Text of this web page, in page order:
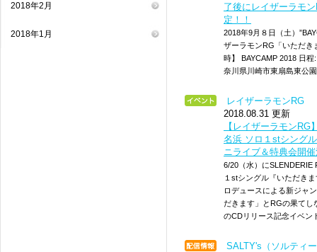
2018年2月
2018年1月
了後にレイザーラモ
定！！
2018年9月８日（土）
ザーラモンRG「いただ
時】 BAYCAMP 2018 日
奈川県川崎市東扇島東公
レイザーラモンRG
2018.08.31 更新
【レイザーラモン
名浜 ソロ１stシング
ニライブ＆特典会開
6/20（水）に
１stシングル『いただき
ロデュースによる新ジャ
だきます」とRGの果てし
のCDリリース記念イベ
SALTY's（ソルティ